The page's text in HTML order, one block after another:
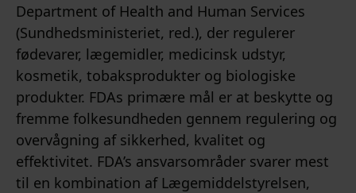
Department of Health and Human Services
(Sundhedsministeriet, red.), der regulerer
fødevarer, lægemidler, medicinsk udstyr,
kosmetik, tobaksprodukter og biologiske
produkter. FDAs primære mål er at beskytte og
fremme folkesundheden gennem regulering og
overvågning af sikkerhed, kvalitet og
effektivitet. FDA’s ansvarsområder svarer mest
til en kombination af Lægemiddelstyrelsen,